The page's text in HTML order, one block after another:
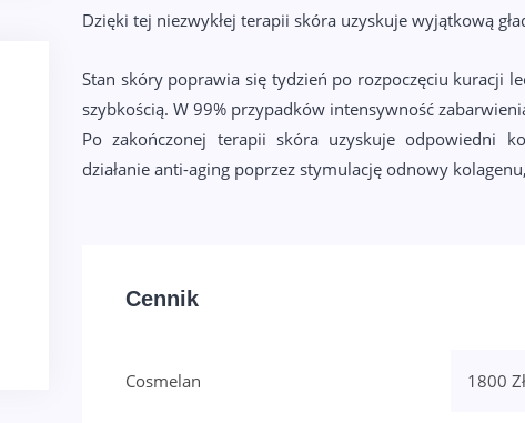
Dzięki tej niezwykłej terapii skóra uzyskuje wyjątkową
Stan skóry poprawia się tydzień po rozpoczęciu kuracji
szybkością. W 99% przypadków intensywność
Po zakończonej terapii skóra uzyskuje odpowiedni
działanie anti-aging poprzez stymulację odnowy
Cennik
Cosmelan 1800 Zł